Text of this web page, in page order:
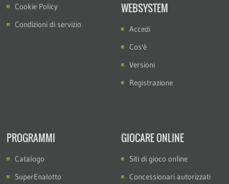
Cookie Policy
Condizioni di servizio
WEBSYSTEM
Accedi
Cos'è
Versioni
Registrazione
PROGRAMMI
Catalogo
SuperEnalotto
GIOCARE ONLINE
Siti di gioco online
Concessionari autorizzati